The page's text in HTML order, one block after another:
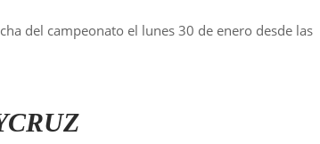
del campeonato el lunes 30 de enero desde las